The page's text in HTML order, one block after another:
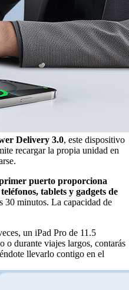
Delivery 3.0, este dispositivo
recargar la propia unidad en
puerto proporciona
tablets y gadgets de
30 minutos. La capacidad de
un iPad Pro de 11.5
o durante viajes largos, contarás
llevarlo contigo en el